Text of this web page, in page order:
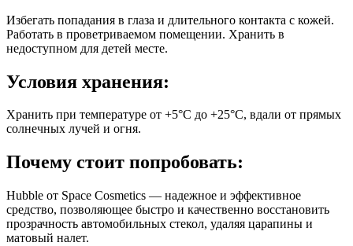
Избегать попадания в глаза и длительного контакта с кожей.
Работать в проветриваемом помещении. Хранить в
недоступном для детей месте.
Условия хранения:
Хранить при температуре от +5°C до +25°C, вдали от прямых
солнечных лучей и огня.
Почему стоит попробовать:
Hubble от Space Cosmetics — надежное и эффективное
средство, позволяющее быстро и качественно восстановить
прозрачность автомобильных стекол, удаляя царапины и
матовый налет.